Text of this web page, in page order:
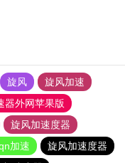
旋风
旋风加速
器外网苹果版
旋风加速度器
加速
旋风加速度器